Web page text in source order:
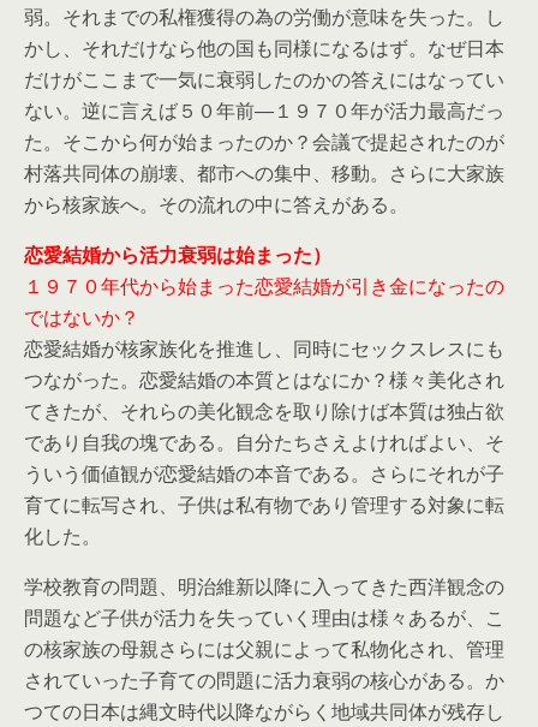
弱。それまでの私権獲得の為の労働が意味を失った。し
かし、それだけなら他の国も同様になるはず。なぜ日本
だけがここまで一気に衰弱したのかの答えにはなってい
ない。逆に言えば５０年前―１９７０年が活力最高だっ
た。そこから何が始まったのか？会議で提起されたのが
村落共同体の崩壊、都市への集中、移動。さらに大家族
から核家族へ。その流れの中に答えがある。
恋愛結婚から活力衰弱は始まった）
１９７０年代から始まった恋愛結婚が引き金になったの
ではないか？
恋愛結婚が核家族化を推進し、同時にセックスレスにも
つながった。恋愛結婚の本質とはなにか？様々美化され
てきたが、それらの美化観念を取り除けば本質は独占欲
であり自我の塊である。自分たちさえよければよい、そ
ういう価値観が恋愛結婚の本音である。さらにそれが子
育てに転写され、子供は私有物であり管理する対象に転
化した。
学校教育の問題、明治維新以降に入ってきた西洋観念の
問題など子供が活力を失っていく理由は様々あるが、こ
の核家族の母親さらには父親によって私物化され、管理
されていった子育ての問題に活力衰弱の核心がある。か
つての日本は縄文時代以降ながらく地域共同体が残存し